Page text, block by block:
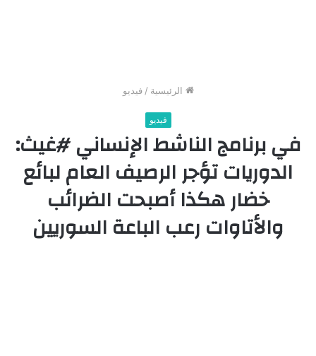
الرئيسية / فيديو
فيديو
في برنامج الناشط الإنساني #غيث:
الدوريات تؤجر الرصيف العام لبائع
خضار هكذا أصبحت الضرائب
والأتاوات رعب الباعة السوريين